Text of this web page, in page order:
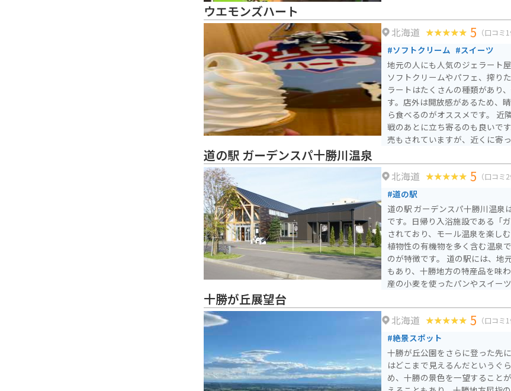
ウエモンズハート
北海道 5 （口コミ1
#ソフトクリーム #スイーツ
地元の人にも人気のジェラート
ソフトクリームやパフェ、搾り
ラートはたくさんの種類があり
す。店外は開放感があるため、
ら食べるのがオススメです。 近隣の『帯広の森』でスポーツ観
戦のあとに立ち寄るのも良いで
売もされていますが、近くに寄
道の駅 ガーデンスパ十勝川温泉
北海道 5 （口コミ2
#道の駅
道の駅 ガーデンスパ十勝川温泉
です。日帰り入浴施設である「
されており、モール温泉を楽し
植物性の有機物を多く含む温泉
のが特徴です。 道の駅には、地元の農産物直売所やレストラン
もあり、十勝地方の特産品を味
産の小麦を使ったパンやスイー
な畑が広がり、北海道らしい風
た、道の駅から少し足を延ばせ
ど、自然豊かな観光スポットも点
十勝が丘展望台
北海道 5 （口コミ1
#絶景スポット
十勝が丘公園をさらに登った先
はどこまで見えるんだというぐ
め、十勝の景色を一望すること